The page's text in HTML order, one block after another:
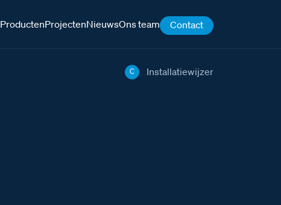
ProductenProjectenNieuwsOns team Contact
C Installatiewijzer